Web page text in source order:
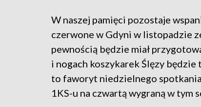
W naszej pamięci pozostaje
czerwone w Gdyni w listopadzie
pewnością będzie miał
i nogach koszykarek Ślęzy
to faworyt niedzielnego
1KS-u na czwartą wygraną w tym